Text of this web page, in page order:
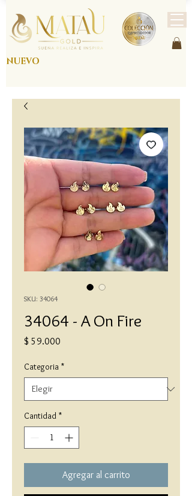
NUEVO
SKU: 34064
34064 - A On Fire
$ 59.000
Categoria *
Cantidad *
Agregar al carrito